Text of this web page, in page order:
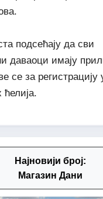
подсећају да сви
даваоци имају
се за
Најновији број:
Магазин Дани